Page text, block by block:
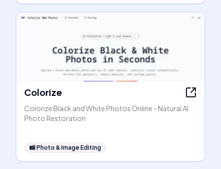
Colorize
Colorize Black and White Photos Online - Natural AI
Photo Restoration
📸Photo & Image Editing